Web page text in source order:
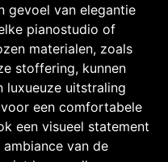
gevoel van elegantie
pianostudio of
materialen, zoals
stoffering, kunnen
luxueuze uitstraling
een comfortabele
een visueel statement
van de